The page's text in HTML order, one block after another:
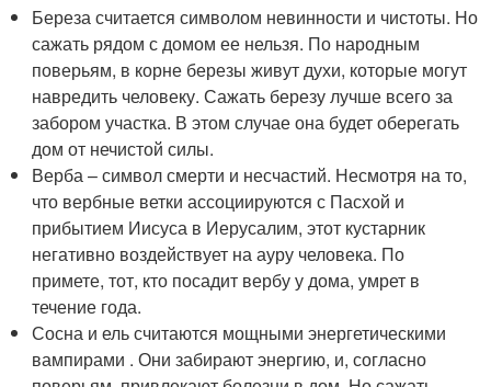
Береза считается символом невинности и чистоты. Но
сажать рядом с домом ее нельзя. По народным
поверьям, в корне березы живут духи, которые могут
навредить человеку. Сажать березу лучше всего за
забором участка. В этом случае она будет оберегать
дом от нечистой силы.
Верба – символ смерти и несчастий. Несмотря на то,
что вербные ветки ассоциируются с Пасхой и
прибытием Иисуса в Иерусалим, этот кустарник
негативно воздействует на ауру человека. По
примете, тот, кто посадит вербу у дома, умрет в
течение года.
Сосна и ель считаются мощными энергетическими
вампирами . Они забирают энергию, и, согласно